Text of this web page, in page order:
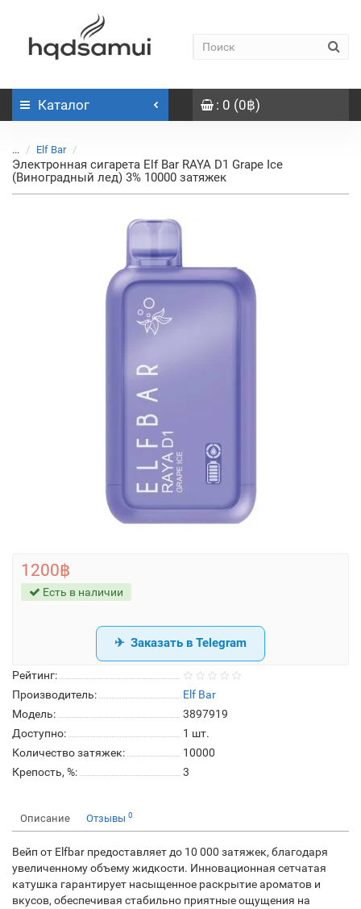
Каталог : 0 (0฿)
... Elf Bar
Электронная сигарета Elf Bar RAYA D1 Grape Ice
(Виноградный лед) 3% 10000 затяжек
Рейтинг:
Производитель:
Elf Bar
Модель:
3897919
Доступно:
1 шт.
Количество затяжек:
10000
Крепость, %:
3
1200฿
Есть в наличии
Заказать в Telegram
Описание Отзывы 0
Вейп от Elfbar предоставляет до 10 000 затяжек, благодаря
увеличенному объему жидкости. Инновационная сетчатая
катушка гарантирует насыщенное раскрытие ароматов и
вкусов, обеспечивая стабильно приятные ощущения на